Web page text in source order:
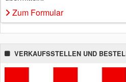
Zum Formular
VERKAUFSSTELLEN UND